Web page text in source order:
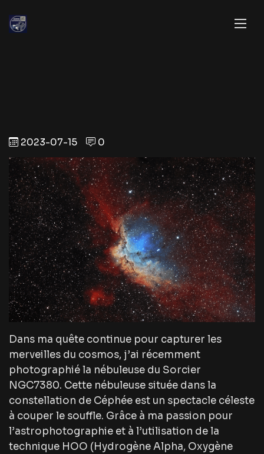
2023-07-15 0
Dans ma quête continue pour capturer les
merveilles du cosmos, j’ai récemment
photographié la nébuleuse du Sorcier
NGC7380. Cette nébuleuse située dans la
constellation de Céphée est un spectacle céleste
à couper le souffle. Grâce à ma passion pour
l’astrophotographie et à l’utilisation de la
technique HOO (Hydrogène Alpha, Oxygène